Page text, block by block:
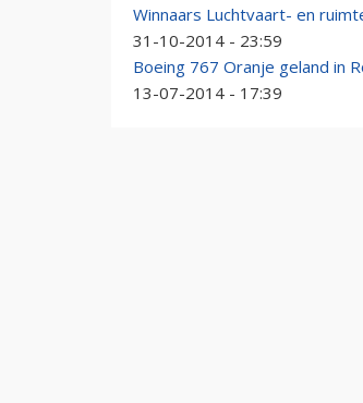
Winnaars Luchtvaart- en
31-10-2014 - 23:59
Boeing 767 Oranje geland in
13-07-2014 - 17:39